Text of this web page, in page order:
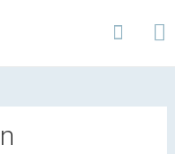
zu Leben | Sophia